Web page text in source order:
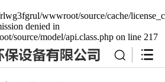
wwwroot/source/cache/
denied in
source/model/api.class.php on line 217